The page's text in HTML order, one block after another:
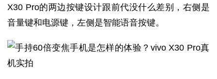
X30 Pro的两边按键设计跟前代没什么差别，右侧是
音量键和电源键，左侧是智能语音按键。